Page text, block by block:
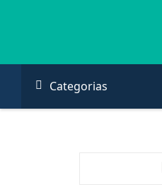
Categorias